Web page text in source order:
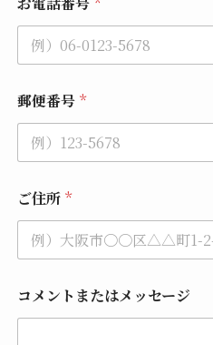
郵便番号 *
ご住所 *
コメントまたはメッセージ